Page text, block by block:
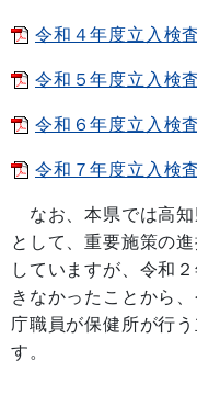
令和４年度立入検
令和５年度立入検
令和６年度立入検
令和７年度立入検
なお、本県では高知
として、重要施策の
していますが、令和
きなかったことから
庁職員が保健所が行
す。